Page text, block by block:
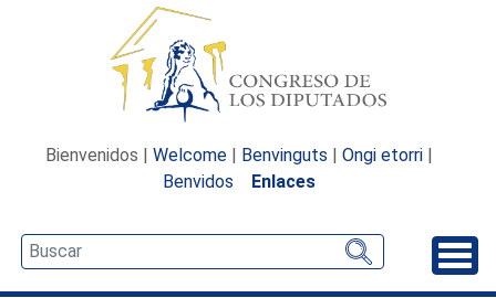
Bienvenidos | Welcome | Benvinguts | Ongi etorri |
Benvidos
Enlaces